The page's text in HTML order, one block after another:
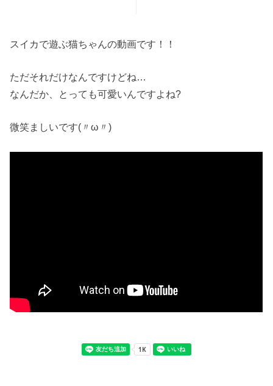
スイカで遊ぶ猫ちゃんの動画です！！
ただそれだけなんですけどね…
なんだか、とっても可愛いんですよね?
微笑ましいです(〃ω〃)